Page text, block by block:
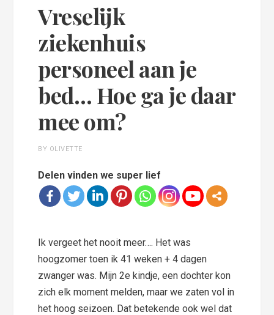
Vreselijk
ziekenhuis
personeel aan je
bed… Hoe ga je daar
mee om?
BY OLIVETTE
Delen vinden we super lief
Ik vergeet het nooit meer…. Het was
hoogzomer toen ik 41 weken + 4 dagen
zwanger was. Mijn 2e kindje, een dochter kon
zich elk moment melden, maar we zaten vol in
het hoog seizoen. Dat betekende ook wel dat